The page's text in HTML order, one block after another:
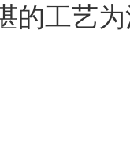
的工艺